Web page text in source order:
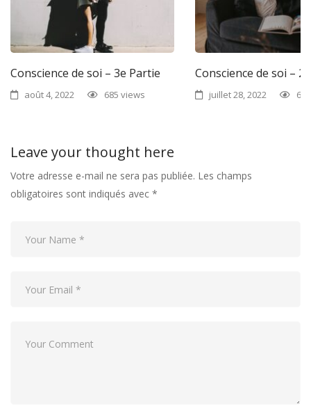
Conscience de soi – 3e Partie
août 4, 2022 685 views
Conscience de soi –
juillet 28, 2022
Leave your thought here
Votre adresse e-mail ne sera pas publiée. Les champs
obligatoires sont indiqués avec *